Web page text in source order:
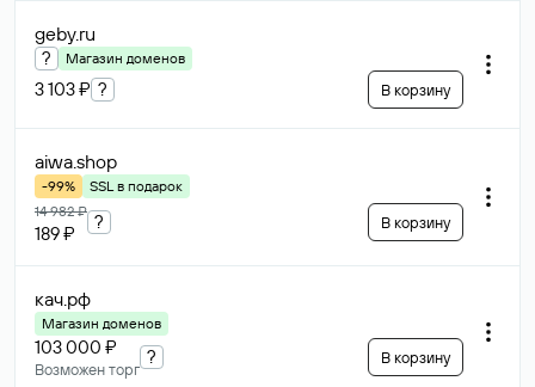
geby.ru
? Магазин доменов
3 103 ₽ ? В корзину
aiwa.shop
-99%
SSL в подарок
14 982 ₽
189 ₽
? В корзину
кач.рф
Магазин доменов
103 000 ₽
Возможен торг
? В корзину